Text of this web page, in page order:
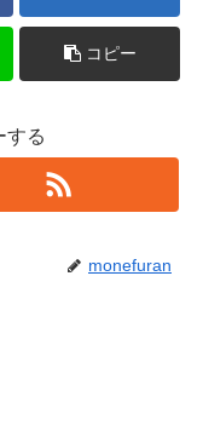
コピー
する
monefuran